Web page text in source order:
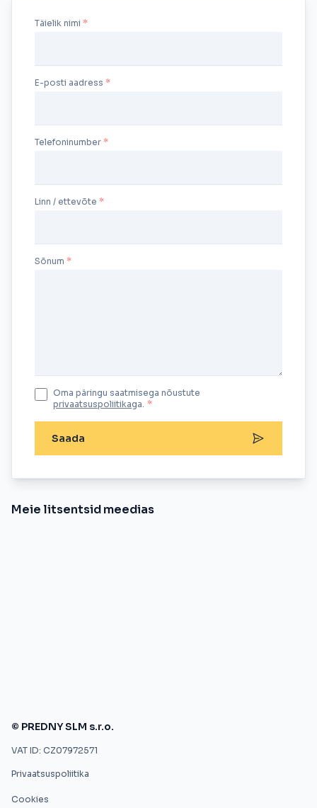
Sõnum
Täielik nimi
E-posti aadress
Telefoninumber
Linn / ettevõte
Oma päringu saatmisega nõustute
privaatsuspoliitikaga. *
Saada
Meie litsentsid meedias
© PREDNY SLM s.r.o.
VAT ID: CZ07972571
Privaatsuspoliitika
Cookies